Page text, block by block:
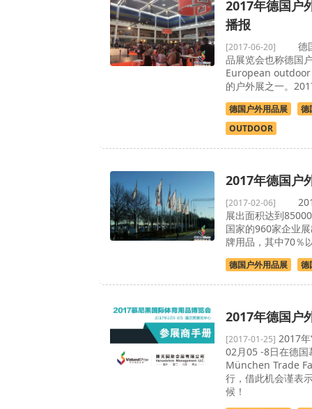
2017年德国户
播报
[2017-06-20]
德国
品展览会也称德国
European outdoor
的户外展之一。
德国户外用品展
德
OUTDOOR
2017年德国户
[2017-02-06]
2016
展出面积达到
国家的960家企业
牌用品，其中70％
德国户外用品展 德
2017年德国户
[2017-01-25] 2017年
02月05 -8日在德
München Trade
行，借此机会谨表
候！